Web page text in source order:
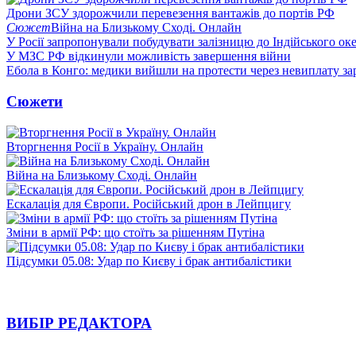
Дрони ЗСУ здорожчили перевезення вантажів до портів РФ
СюжетВійна на Близькому Сході. Онлайн
У Росії запропонували побудувати залізницю до Індійського
У МЗС РФ відкинули можливість завершення війни
Ебола в Конго: медики вийшли на протести через невиплату
Сюжети
Вторгнення Росії в Україну. Онлайн
Війна на Близькому Сході. Онлайн
Ескалація для Європи. Російський дрон в Лейпцигу
Зміни в армії РФ: що стоїть за рішенням Путіна
Підсумки 05.08: Удар по Києву і брак антибалістики
ВИБІР РЕДАКТОРА